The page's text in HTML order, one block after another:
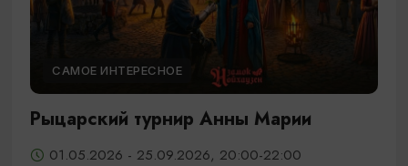
САМОЕ ИНТЕРЕСНОЕ
Рыцарский турнир Анны Марии
01.05.2026 - 25.09.2026, 20:00-22:00